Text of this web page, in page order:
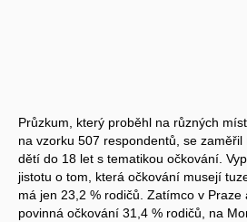
Průzkum, který proběhl na různých
na vzorku 507 respondentů, se
dětí do 18 let s tematikou očkování.
jistotu o tom, která očkování musejí
má jen 23,2 % rodičů. Zatímco v
povinná očkování 31,4 % rodičů, na